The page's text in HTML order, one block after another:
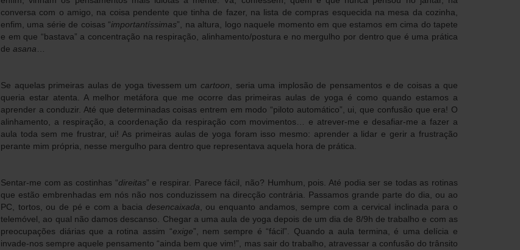
conversa com o amigo, na coisa pendente que tinha de fazer, na lista de compras esquecida na mesa da cozinha,
enfim, uma série de coisas “importantíssimas”, na altura, logo naquele momento em que estamos em cima do tapete
e em que “bastava” a concentração na respiração, alinhamento/postura e no mergulho por dentro que é uma prática
de asana
Se aquelas primeiras aulas de yoga tivessem um cartoon , seria uma implosão de pensamentos e de coisas a que
queria estar atenta. A melhor metáfora que me ocorre das primeiras aulas de yoga é como quando estamos a
aprender a conduzir. Até que determinadas coisas entrem em modo “piloto automático”, ui, que confusão que era! O
alinhamento, a respiração, a coordenação da respiração com movimentos… e atrever-me e desafiar-me a fazer a
aula toda sem me frustrar, ui! As primeiras aulas de yoga foram isso mesmo: aprender a lidar e gerir a frustração
perante mim própria, nesse mergulho para dentro que representava aquela hora de prática.
Sentar-me com as costinhas “direitas” e respirar. Parece fácil, não? Humhum, pois. Até podia ser se todas as rotinas
que estão embrenhadas em nós não nos conduzissem na direcção contrária. Passamos grande parte do dia, ou ao
PC, tortos, ou de pé e com a bacia desencaixada , ou enquanto andamos, sempre com a cervical inclinada para o
telemóvel, ao qual não damos descanso. Chegar a uma aula de yoga depois de um dia de 8/9h de trabalho e com as
preocupações diárias que a rotina assim “exige”, nem sempre é “fácil”. Quando a aula termina, é uma delícia e
invade-nos sempre aquele pensamento “ainda bem que vim!”, mas sair do trabalho, atravessar a confusão do trânsito